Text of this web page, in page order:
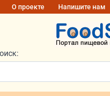
О проекте Напишите нам